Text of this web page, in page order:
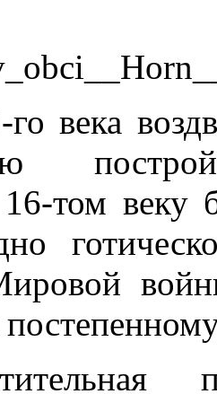
века
том веку